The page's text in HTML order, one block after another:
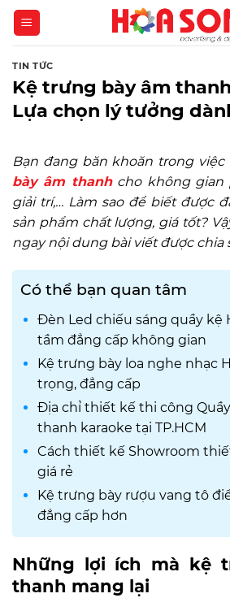
Skip
content
TIN TỨC
Kệ trưng bày âm
Lựa chọn lý tưởng
Bạn đang băn khoăn trong việc
bày âm thanhcho không gian
giải trí,… Làm sao để biết được
sản phẩm chất lượng, giá tốt?
ngay nội dung bài viết được chia
Có thể bạn quan tâm
Đèn Led chiếu sáng quầy kệ
tầm đẳng cấp không gian
Kệ trưng bày loa nghe nhạc
trọng, đẳng cấp
Địa chỉ thiết kế thi công
thanh karaoke tại TP.HCM
Cách thiết kế Showroom
giá rẻ
Kệ trưng bày rượu vang tô
đẳng cấp hơn
Những lợi ích mà kệ
thanh mang lại